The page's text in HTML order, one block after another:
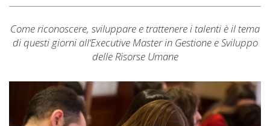
Come riconoscere, sviluppare e trattenere i talenti è il tema
di questi giorni all’Executive Master in Gestione e Sviluppo
delle Risorse Umane